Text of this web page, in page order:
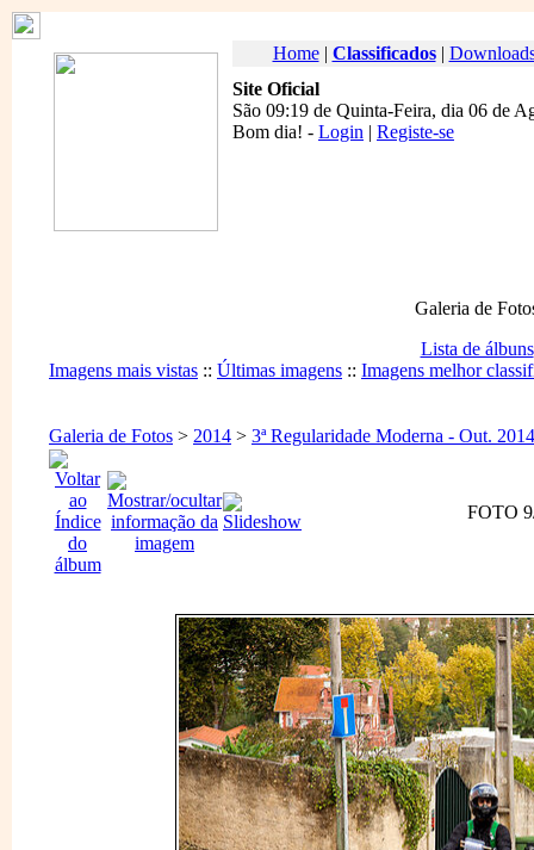
Home| Classificados|
Site Oficial
São 09:19 de Quinta-Feira, dia 06 de
Bom dia! - Login | Registe-se
Galeria de
Lista de álbuns
Imagens mais vistas :: Últimas imagens :: Imagens melhor
Galeria de Fotos > 2014 > 3ª Regularidade Moderna - Out. 2014
FOTO